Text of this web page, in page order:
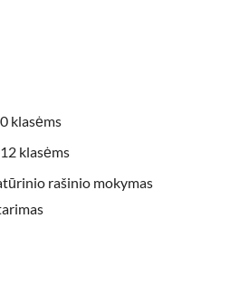
klasėms
klasėms
rašinio mokymas